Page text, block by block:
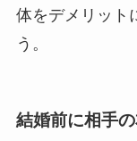
体をデメリット
う。
結婚前に相手